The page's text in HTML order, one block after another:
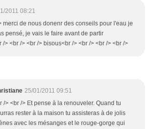
2011 08:21
merci de nous donenr des conseils pour l'eau je
pensé, je vais le faire avant de partir
/> <br /> <br /> bisous<br /> <br /> <br /> <br />
25/01/2011 09:51
/> <br /> Et pense à la renouveler. Quand tu
rester à la maison tu assisteras à de jolis
avec les mésanges et le rouge-gorge qui